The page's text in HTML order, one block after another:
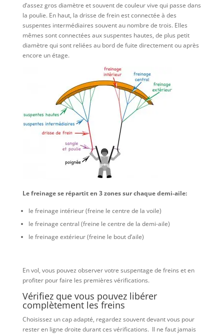
d’assez gros diamètre et souvent de couleur vive qui passe dans
la poulie. En haut, la drisse de frein est connectée à des
suspentes intermédiaires souvent au nombre de trois. Elles
mêmes sont connectées aux suspentes hautes, de plus petit
diamètre qui sont reliées au bord de fuite directement ou après
encore un étage.
Le freinage se répartit en 3 zones sur chaque demi-aile:
le freinage intérieur (freine le centre de la voile)
le freinage central (freine le centre de la demi-aile)
le freinage extérieur (freine le bout d’aile)
En vol, vous pouvez observer votre suspentage de freins et en
profiter pour faire les premières vérifications.
Vérifiez que vous pouvez libérer
complètement les freins
Choisissez un cap adapté, regardez souvent devant vous pour
rester en ligne droite durant ces vérifications. Il ne faut jamais